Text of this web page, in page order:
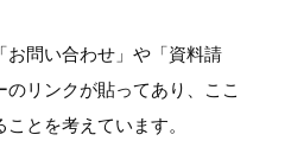
お問い合わせ」や「資料請
リンクが貼ってあり、ここ
とを考えています。